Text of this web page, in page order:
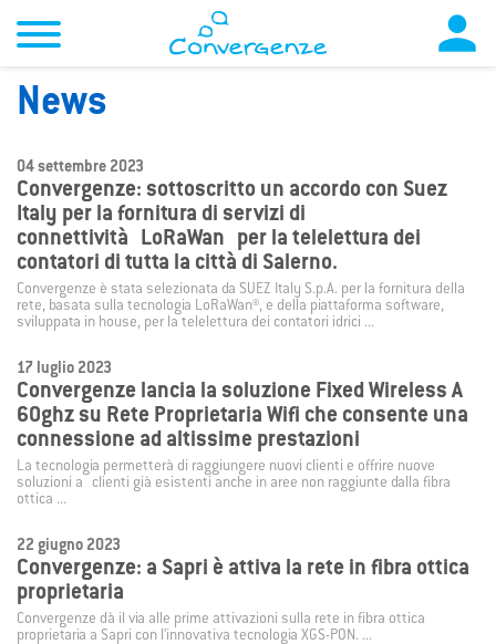

News
04 settembre 2023
Convergenze: sottoscritto un accordo con Suez
Italy per la fornitura di servizi di
connettività LoRaWan per la telelettura dei
contatori di tutta la città di Salerno.
Convergenze è stata selezionata da SUEZ Italy S.p.A. per la fornitura della
rete, basata sulla tecnologia LoRaWan®, e della piattaforma software,
sviluppata in house, per la telelettura dei contatori idrici ...
17 luglio 2023
Convergenze lancia la soluzione Fixed Wireless A
60ghz su Rete Proprietaria Wifi che consente una
connessione ad altissime prestazioni
La tecnologia permetterà di raggiungere nuovi clienti e offrire nuove
soluzioni a clienti già esistenti anche in aree non raggiunte dalla fibra
ottica ...
22 giugno 2023
Convergenze: a Sapri è attiva la rete in fibra ottica
proprietaria
Convergenze dà il via alle prime attivazioni sulla rete in fibra ottica
proprietaria a Sapri con l’innovativa tecnologia XGS-PON. ...